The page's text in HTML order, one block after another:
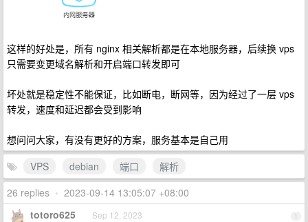
这样的好处是，所有 nginx 相关解析都是在本地服务器，后续换 vps
只需要变更域名解析和开启端口转发即可
坏处就是稳定性不能保证，比如断电，断网等，因为经过了一层 vps
转发，速度和延迟都会受到影响
想问问大家，有没有更好的方案，服务基本是自己用
VPS
debian 端口
解析
26 replies • 2023-09-14 13:05:07 +08:00
1
totoro625 Sep 12, 2023